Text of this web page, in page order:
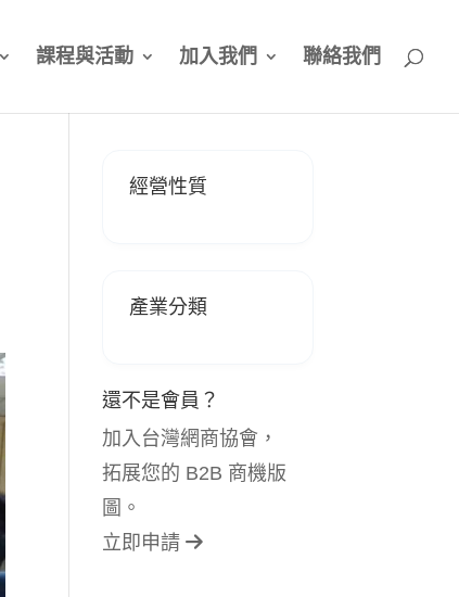
課程與活動 加入我們 聯絡我們
經營性質
產業分類
還不是會員？
加入台灣網商協會，
拓展您的 B2B 商機版
圖。
立即申請